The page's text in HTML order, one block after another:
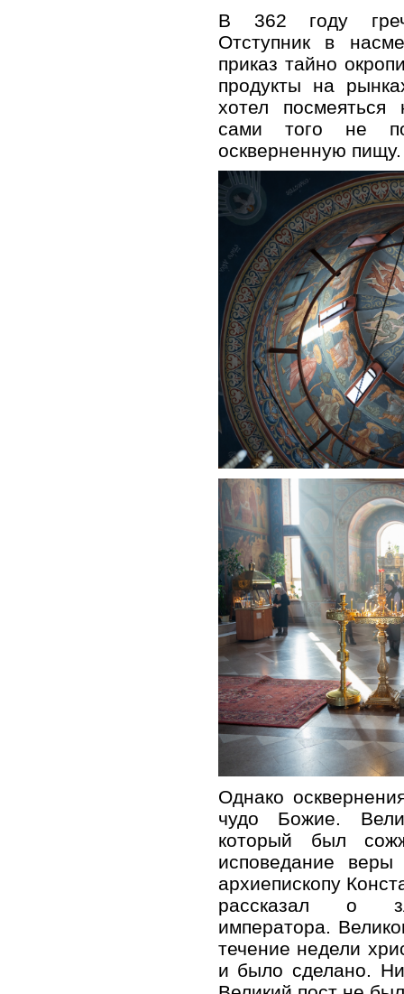
В 362 году
Отступник в
приказ тайно
продукты на
хотел посмеяться
сами того не
оскверненную пищу.
Однако
чудо Божие.
который был
исповедание
архиепископу
рассказал о
императора.
течение недели
и было сделано.